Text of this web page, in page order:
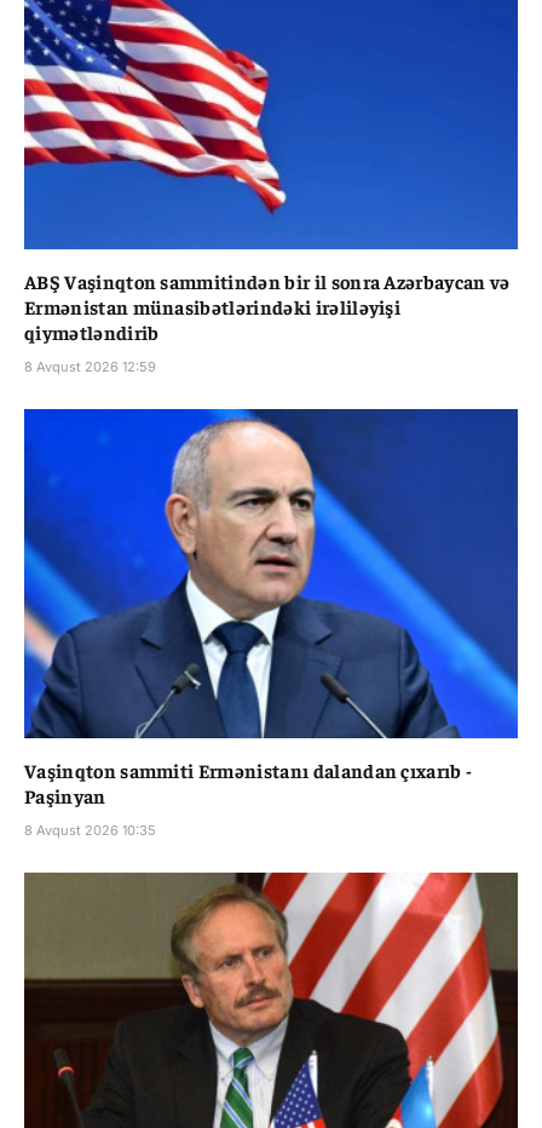
ABŞ Vaşinqton sammitindən bir il sonra Azərbaycan və
Ermənistan münasibətlərindəki irəliləyişi
qiymətləndirib
8 Avqust 2026 12:59
Vaşinqton sammiti Ermənistanı dalandan çıxarıb -
Paşinyan
8 Avqust 2026 10:35